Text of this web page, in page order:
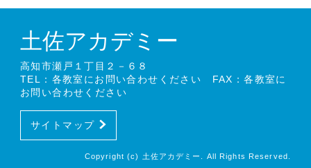
土佐アカデミー
高知市瀬戸１丁目２－６８
TEL：各教室にお問い合わせください FAX：各教室に
お問い合わせください
サイトマップ
Copyright (c) 土佐アカデミー. All Rights Reserved.